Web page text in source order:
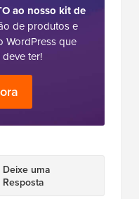
ao nosso kit de
de produtos e
WordPress que
ter!
Deixe uma
Resposta